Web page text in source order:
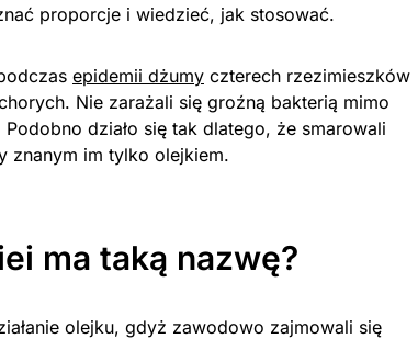
proporcje i wiedzieć, jak stosować.
epidemii dżumy czterech rzezimieszków
Nie zarażali się groźną bakterią mimo
działo się tak dlatego, że smarowali
znanym im tylko olejkiem.
ma taką nazwę?
olejku, gdyż zawodowo zajmowali się